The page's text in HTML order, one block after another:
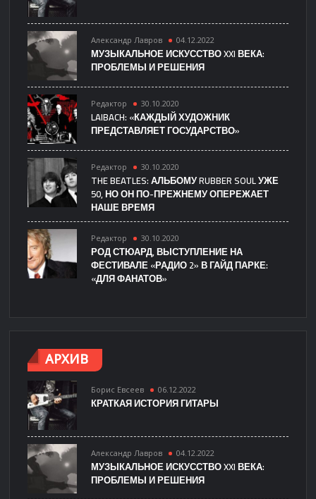
Александр Лавров 04.12.2022
МУЗЫКАЛЬНОЕ ИСКУССТВО XXI ВЕКА:
ПРОБЛЕМЫ И РЕШЕНИЯ
Редактор 30.10.2020
LAIBACH: «КАЖДЫЙ ХУДОЖНИК
ПРЕДСТАВЛЯЕТ ГОСУДАРСТВО»
Редактор 30.10.2020
THE BEATLES: АЛЬБОМУ RUBBER SOUL УЖЕ
50, НО ОН ПО-ПРЕЖНЕМУ ОПЕРЕЖАЕТ
НАШЕ ВРЕМЯ
Редактор 30.10.2020
РОД СТЮАРД, ВЫСТУПЛЕНИЕ НА
ФЕСТИВАЛЕ «РАДИО 2» В ГАЙД ПАРКЕ:
«ДЛЯ ФАНАТОВ»
АРХИВ
Борис Евсеев 06.12.2022
КРАТКАЯ ИСТОРИЯ ГИТАРЫ
Александр Лавров 04.12.2022
МУЗЫКАЛЬНОЕ ИСКУССТВО XXI ВЕКА:
ПРОБЛЕМЫ И РЕШЕНИЯ